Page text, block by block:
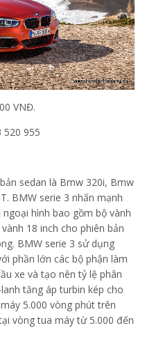
VNĐ.
520 955
sedan là Bmw 320i, Bmw
BMW serie 3 nhấn mạnh
hình bao gồm bộ vành
18 inch cho phiên bản
BMW serie 3 sử dụng
phần lớn các bộ phận làm
xe và tạo nên tỷ lệ phân
tăng áp turbin kép cho
5.000 vòng phút trên
vòng tua máy từ 5.000 đến